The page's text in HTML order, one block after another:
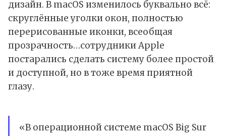
дизайн. В macOS изменилось буквально всё:
скруглённые уголки окон, полностью
перерисованные иконки, всеобщая
прозрачность…сотрудники Apple
постарались сделать систему более простой
и доступной, но в тоже время приятной
глазу.
«В операционной системе macOS Big Sur